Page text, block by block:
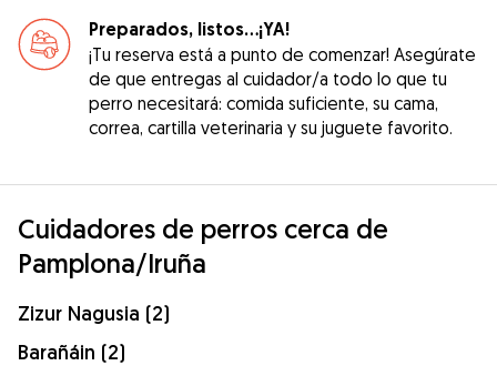
Preparados, listos...¡YA!
¡Tu reserva está a punto de comenzar! Asegúrate
de que entregas al cuidador/a todo lo que tu
perro necesitará: comida suficiente, su cama,
correa, cartilla veterinaria y su juguete favorito.
Cuidadores de perros cerca de
Pamplona/Iruña
Zizur Nagusia (2)
Barañáin (2)